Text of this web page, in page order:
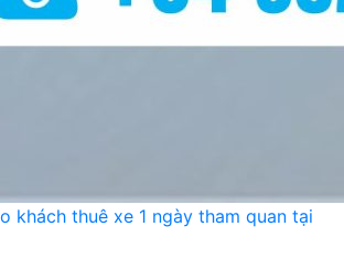
khách thuê xe 1 ngày tham quan tại